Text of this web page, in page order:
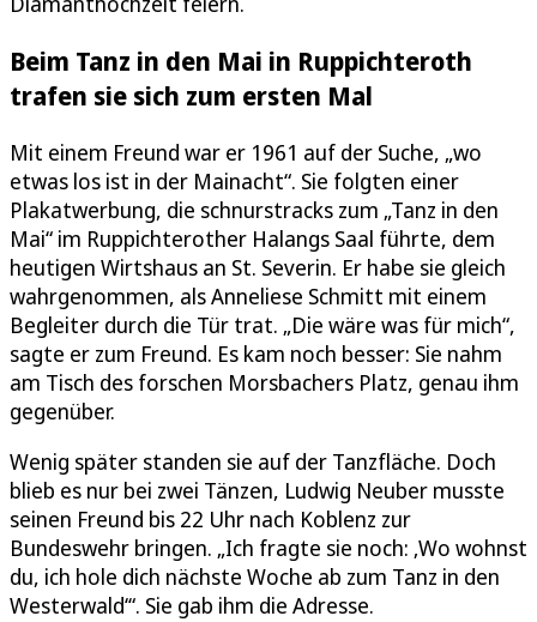
Beim Tanz in den Mai in Ruppichteroth
trafen sie sich zum ersten Mal
Mit einem Freund war er 1961 auf der Suche, „wo
etwas los ist in der Mainacht“. Sie folgten einer
Plakatwerbung, die schnurstracks zum „Tanz in den
Mai“ im Ruppichterother Halangs Saal führte, dem
heutigen Wirtshaus an St. Severin. Er habe sie gleich
wahrgenommen, als Anneliese Schmitt mit einem
Begleiter durch die Tür trat. „Die wäre was für mich“,
sagte er zum Freund. Es kam noch besser: Sie nahm
am Tisch des forschen Morsbachers Platz, genau ihm
gegenüber.
Wenig später standen sie auf der Tanzfläche. Doch
blieb es nur bei zwei Tänzen, Ludwig Neuber musste
seinen Freund bis 22 Uhr nach Koblenz zur
Bundeswehr bringen. „Ich fragte sie noch: ‚Wo wohnst
du, ich hole dich nächste Woche ab zum Tanz in den
Westerwald‘“. Sie gab ihm die Adresse.